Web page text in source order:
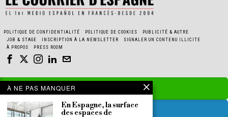
POLITIQUE DE CONFIDENTIALITÉ POLITIQUE DE COOKIES
PUBLICITÉ & AUTRE
JOB & STAGE
INSCRIPTION À LA NEWSLETTER
SIGNALER UN CONTENU ILLICITE
À PROPOS
PRESS ROOM
À NE PAS MANQUER
En Espagne, la surface
des espaces de